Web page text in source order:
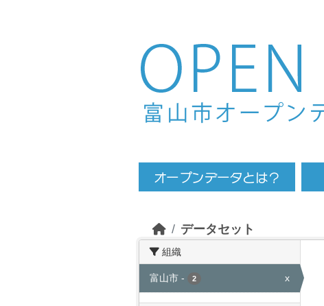
Skip to main content
データセット
組織
富山市 - 2 x